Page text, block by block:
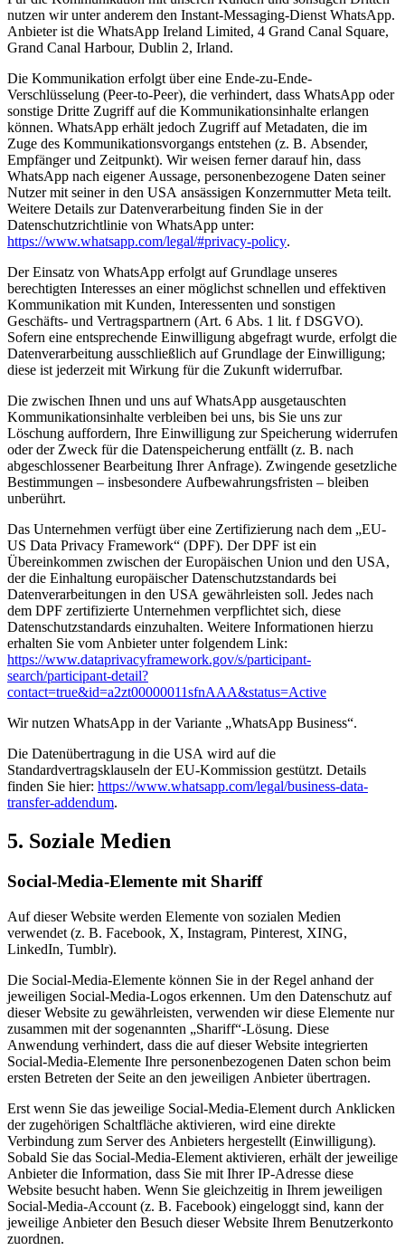
nutzen wir unter anderem den Instant-Messaging-Dienst WhatsApp.
Anbieter ist die WhatsApp Ireland Limited, 4 Grand Canal Square,
Grand Canal Harbour, Dublin 2, Irland.
Die Kommunikation erfolgt über eine Ende-zu-Ende-
Verschlüsselung (Peer-to-Peer), die verhindert, dass WhatsApp oder
sonstige Dritte Zugriff auf die Kommunikationsinhalte erlangen
können. WhatsApp erhält jedoch Zugriff auf Metadaten, die im
Zuge des Kommunikationsvorgangs entstehen (z. B. Absender,
Empfänger und Zeitpunkt). Wir weisen ferner darauf hin, dass
WhatsApp nach eigener Aussage, personenbezogene Daten seiner
Nutzer mit seiner in den USA ansässigen Konzernmutter Meta teilt.
Weitere Details zur Datenverarbeitung finden Sie in der
Datenschutzrichtlinie von WhatsApp unter:
https://www.whatsapp.com/legal/#privacy-policy.
Der Einsatz von WhatsApp erfolgt auf Grundlage unseres
berechtigten Interesses an einer möglichst schnellen und effektiven
Kommunikation mit Kunden, Interessenten und sonstigen
Geschäfts- und Vertragspartnern (Art. 6 Abs. 1 lit. f DSGVO).
Sofern eine entsprechende Einwilligung abgefragt wurde, erfolgt die
Datenverarbeitung ausschließlich auf Grundlage der Einwilligung;
diese ist jederzeit mit Wirkung für die Zukunft widerrufbar.
Die zwischen Ihnen und uns auf WhatsApp ausgetauschten
Kommunikationsinhalte verbleiben bei uns, bis Sie uns zur
Löschung auffordern, Ihre Einwilligung zur Speicherung widerrufen
oder der Zweck für die Datenspeicherung entfällt (z. B. nach
abgeschlossener Bearbeitung Ihrer Anfrage). Zwingende gesetzliche
Bestimmungen – insbesondere Aufbewahrungsfristen – bleiben
unberührt.
Das Unternehmen verfügt über eine Zertifizierung nach dem „EU-
US Data Privacy Framework“ (DPF). Der DPF ist ein
Übereinkommen zwischen der Europäischen Union und den USA,
der die Einhaltung europäischer Datenschutzstandards bei
Datenverarbeitungen in den USA gewährleisten soll. Jedes nach
dem DPF zertifizierte Unternehmen verpflichtet sich, diese
Datenschutzstandards einzuhalten. Weitere Informationen hierzu
erhalten Sie vom Anbieter unter folgendem Link:
https://www.dataprivacyframework.gov/s/participant-
search/participant-detail?
contact=true&id=a2zt00000011sfnAAA&status=Active
Wir nutzen WhatsApp in der Variante „WhatsApp Business“.
Die Datenübertragung in die USA wird auf die
Standardvertragsklauseln der EU-Kommission gestützt. Details
finden Sie hier: https://www.whatsapp.com/legal/business-data-
transfer-addendum.
5. Soziale Medien
Social-Media-Elemente mit Shariff
Auf dieser Website werden Elemente von sozialen Medien
verwendet (z. B. Facebook, X, Instagram, Pinterest, XING,
LinkedIn, Tumblr).
Die Social-Media-Elemente können Sie in der Regel anhand der
jeweiligen Social-Media-Logos erkennen. Um den Datenschutz auf
dieser Website zu gewährleisten, verwenden wir diese Elemente nur
zusammen mit der sogenannten „Shariff“-Lösung. Diese
Anwendung verhindert, dass die auf dieser Website integrierten
Social-Media-Elemente Ihre personenbezogenen Daten schon beim
ersten Betreten der Seite an den jeweiligen Anbieter übertragen.
Erst wenn Sie das jeweilige Social-Media-Element durch Anklicken
der zugehörigen Schaltfläche aktivieren, wird eine direkte
Verbindung zum Server des Anbieters hergestellt (Einwilligung).
Sobald Sie das Social-Media-Element aktivieren, erhält der jeweilige
Anbieter die Information, dass Sie mit Ihrer IP-Adresse diese
Website besucht haben. Wenn Sie gleichzeitig in Ihrem jeweiligen
Social-Media-Account (z. B. Facebook) eingeloggt sind, kann der
jeweilige Anbieter den Besuch dieser Website Ihrem Benutzerkonto
zuordnen.